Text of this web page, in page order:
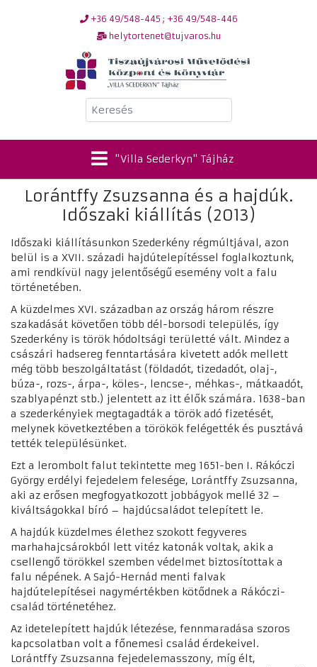
+36 49/548-445 ; +36 49/548-446
helytortenet@tujvaros.hu
Keresés
"Villa Sederkyn" Tájház
Lorántffy Zsuzsanna és a hajdúk.
Időszaki kiállítás (2013)
Időszaki kiállításunkon Szederkény régmúltjával, azon
belül is a XVII. századi hajdútelepítéssel foglalkoztunk,
ami rendkívül nagy jelentőségű esemény volt a falu
történetében.
A küzdelmes XVI. században az ország három részre
szakadását követően több dél-borsodi település, így
Szederkény is török hódoltsági területté vált. Mindez a
császári hadsereg fenntartására kivetett adók mellett
még több beszolgáltatást (földadót, tizedadót, olaj-,
búza-, rozs-, árpa-, köles-, lencse-, méhkas-, mátkaadót,
szablyapénzt stb.) jelentett az itt élők számára. 1638-ban
a szederkényiek megtagadták a török adó fizetését,
melynek következtében a törökök felégették és pusztává
tették településünket.
Ezt a lerombolt falut tekintette meg 1651-ben I. Rákóczi
György erdélyi fejedelem felesége, Lorántffy Zsuzsanna,
aki az erősen megfogyatkozott jobbágyok mellé 32 –
kiváltságokkal bíró – hajdúcsaládot telepített le.
A hajdúk küzdelmes élethez szokott fegyveres
marhahajcsárokból lett vitéz katonák voltak, akik a
csellengő törökkel szemben védelmet biztosítottak a
falu népének. A Sajó-Hernád menti falvak
hajdútelepítései nagymértékben kötődnek a Rákóczi-
család történetéhez.
Az idetelepített hajdúk létezése, fennmaradása szoros
kapcsolatban volt a főnemesi család érdekeivel.
Lorántffy Zsuzsanna fejedelemasszony, míg élt,